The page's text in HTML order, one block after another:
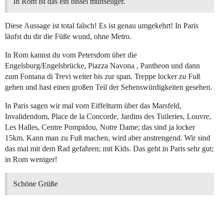
Diese Aussage ist total falsch! Es ist genau umgekehrt! In Paris
läufst du dir die Füße wund, ohne Metro.
In Rom kannst du vom Petersdom über die
Engelsburg/Engelsbrücke, Piazza Navona , Pantheon und dann
zum Fontana di Trevi weiter bis zur span. Treppe locker zu Fuß
gehen und hast einen großen Teil der Sehenswürdigkeiten gesehen.
In Paris sagen wir mal vom Eiffelturm über das Marsfeld,
Invalidendom, Place de la Concorde, Jardins des Tuileries, Louvre,
Les Halles, Centre Pompidou, Notre Dame; das sind ja locker
15km. Kann man zu Fuß machen, wird aber anstrengend. Wir sind
das mal mit dem Rad gefahren; mit Kids. Das geht in Paris sehr gut;
in Rom weniger!
Schöne Grüße